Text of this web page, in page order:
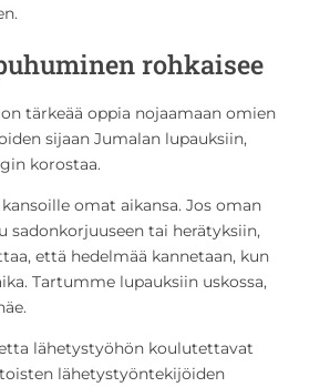
rohkaisee
tärkeää oppia nojaamaan omien
sijaan Jumalan lupauksiin,
korostaa.
omat aikansa. Jos oman
sadonkorjuuseen tai herätyksiin,
että hedelmää kannetaan, kun
Tartumme lupauksiin uskossa,
lähetystyöhön koulutettavat
lähetystyöntekijöiden